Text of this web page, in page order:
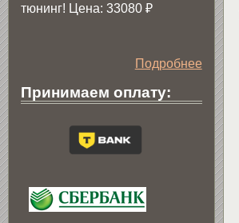
тюнинг! Цена: 33080 ₽
Подробнее
Принимаем оплату: